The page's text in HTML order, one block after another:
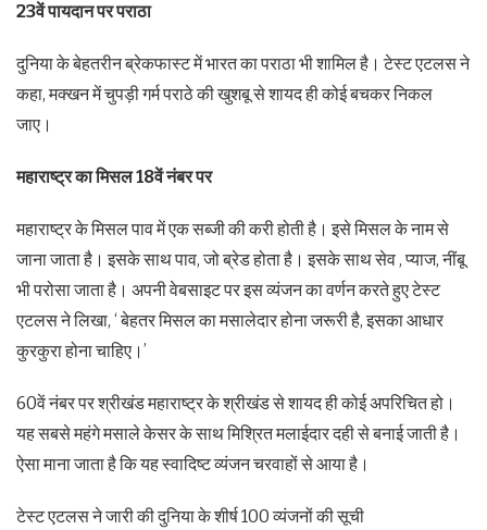
23वें पायदान पर पराठा
दुनिया के बेहतरीन ब्रेकफास्ट में भारत का पराठा भी शामिल है। टेस्ट एटलस ने
कहा, मक्खन में चुपड़ी गर्म पराठे की खुशबू से शायद ही कोई बचकर निकल
जाए।
महाराष्ट्र का मिसल 18वें नंबर पर
महाराष्ट्र के मिसल पाव में एक सब्जी की करी होती है। इसे मिसल के नाम से
जाना जाता है। इसके साथ पाव, जो ब्रेड होता है। इसके साथ सेव , प्याज, नींबू
भी परोसा जाता है। अपनी वेबसाइट पर इस व्यंजन का वर्णन करते हुए टेस्ट
एटलस ने लिखा, ‘ बेहतर मिसल का मसालेदार होना जरूरी है, इसका आधार
कुरकुरा होना चाहिए।’
60वें नंबर पर श्रीखंड महाराष्ट्र के श्रीखंड से शायद ही कोई अपरिचित हो।
यह सबसे महंगे मसाले केसर के साथ मिश्रित मलाईदार दही से बनाई जाती है।
ऐसा माना जाता है कि यह स्वादिष्ट व्यंजन चरवाहों से आया है।
टेस्ट एटलस ने जारी की दुनिया के शीर्ष 100 व्यंजनों की सूची